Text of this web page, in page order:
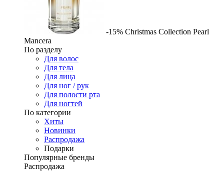
-15% Christmas Collection Pearl
Mancera
По разделу
Для волос
Для тела
Для лица
Для ног / рук
Для полости рта
Для ногтей
По категории
Хиты
Новинки
Распродажа
Подарки
Популярные бренды
Распродажа